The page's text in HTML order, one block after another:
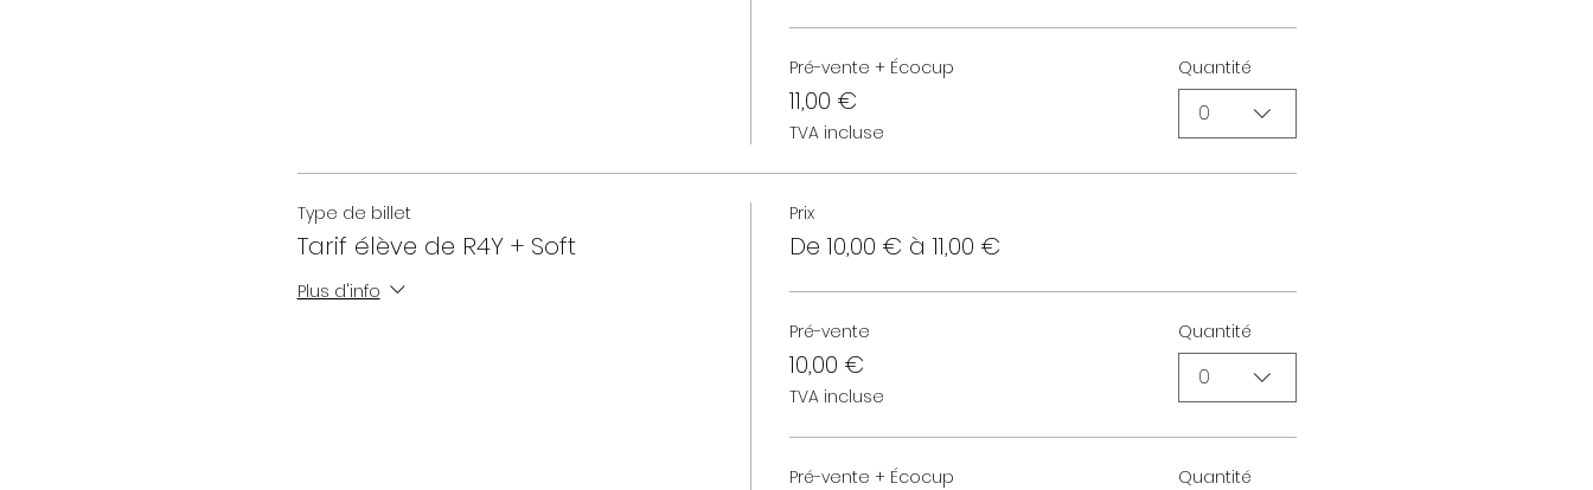
Pré-vente + Écocup
11,00 €
TVA incluse
Quantité
0
Type de billet
Tarif élève de R4Y + Soft
Plus d'info
Prix
De 10,00 € à 11,00 €
Pré-vente
10,00 €
TVA incluse
Quantité
0
Pré-vente + Écocup Quantité